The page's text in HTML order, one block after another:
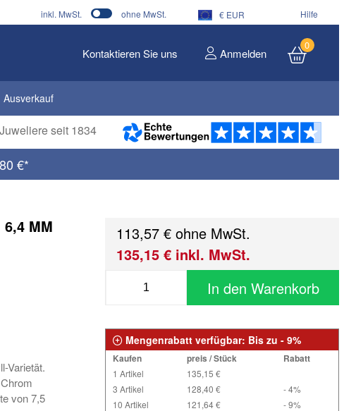
inkl. MwSt. ohne MwSt. € EUR Hilfe
Kontaktieren Sie uns Anmelden
0
Ausverkauf
seit 1834
€*
MM
Varietät.
von 7,5
113,57 € ohne MwSt.
135,15 € inkl. MwSt.
In den Warenkorb
Mengenrabatt verfügbar: Bis zu - 9%
Kaufen preis / Stück Rabatt
1 Artikel
135,15 €
3 Artikel
128,40 €
- 4%
10 Artikel
121,64 € - 9%